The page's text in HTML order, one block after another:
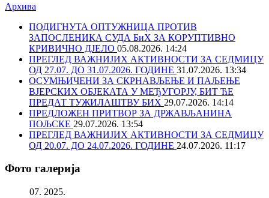
Архива
ПОДИГНУТА ОПТУЖНИЦА ПРОТИВ
ЗАПОСЛЕНИКА СУДА БиХ ЗА КОРУПТИВНО
КРИВИЧНО ДЈЕЛО 05.08.2026. 14:24
ПРЕГЛЕД ВАЖНИЈИХ АКТИВНОСТИ ЗА СЕДМИЦУ
ОД 27.07. ДО 31.07.2026. ГОДИНЕ 31.07.2026. 13:34
ОСУМЊИЧЕНИ ЗА СКРНАВЉЕЊЕ И ПАЉЕЊЕ
ВЈЕРСКИХ ОБЈЕКАТА У МЕЂУГОРЈУ, БИТ ЋЕ
ПРЕДАТ ТУЖИЛАШТВУ БИХ 29.07.2026. 14:14
ПРЕДЛОЖЕН ПРИТВОР ЗА ДРЖАВЉАНИНА
ПОЉСКЕ 29.07.2026. 13:54
ПРЕГЛЕД ВАЖНИЈИХ АКТИВНОСТИ ЗА СЕДМИЦУ
ОД 20.07. ДО 24.07.2026. ГОДИНЕ 24.07.2026. 11:17
Фото галерија
07. 2025.